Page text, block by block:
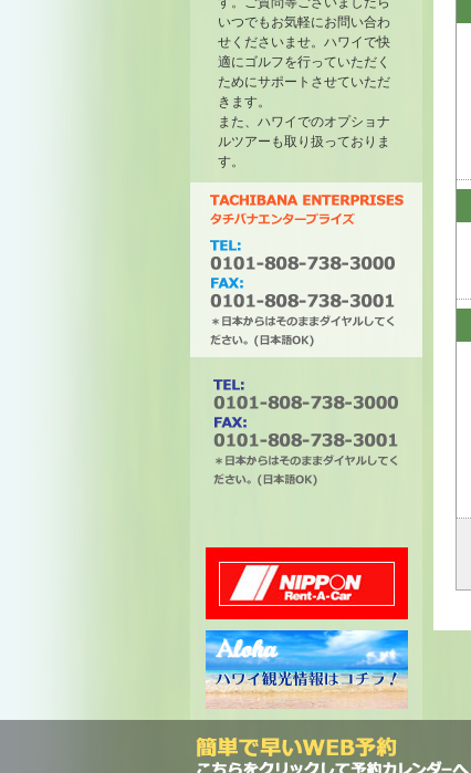
いつでもお気軽にお問い合わ
せくださいませ。ハワイで快
適にゴルフを行っていただく
ためにサポートさせていただ
きます。
また、ハワイでのオプショナ
ルツアーも取り扱っておりま
す。
タチバナエンタープライズ
ださい。(日本語OK)
ニッポンレンタカー
ハワイ州観光局